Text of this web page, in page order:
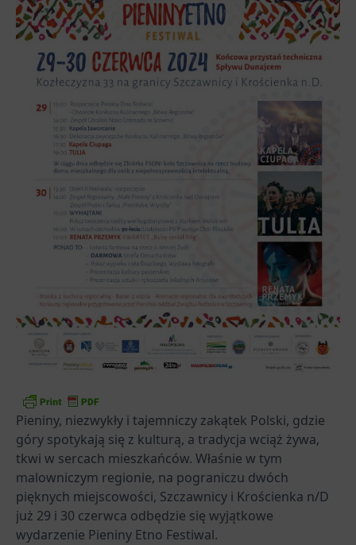
Pieniny, niezwykły i tajemniczy zakątek Polski, gdzie
góry spotykają się z kulturą, a tradycja wciąż żywa,
tkwi w sercach mieszkańców. Właśnie w tym
malowniczym regionie, na pograniczu dwóch
pięknych miejscowości, Szczawnicy i Krościenka n/D
już 29 i 30 czerwca odbędzie się wyjątkowe
wydarzenie Pieniny Etno Festiwal.